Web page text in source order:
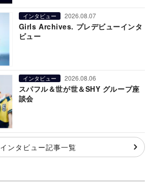
インタビュー 2026.08.07
Girls Archives. プレデビューインタ
ビュー
インタビュー 2026.08.06
スパフル＆世が世＆SHY グループ座
談会
インタビュー記事一覧